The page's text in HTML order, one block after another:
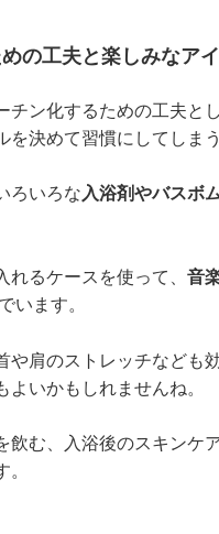
の工夫と楽しみなア
ン化するための工夫と
を決めて習慣にしてしま
ろいろな 入浴剤やバスボ
るケースを使って、 音
います。
や肩のストレッチなども
よいかもしれませんね。
飲む、入浴後のスキンケ